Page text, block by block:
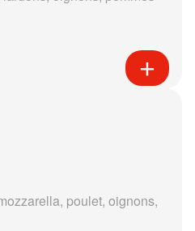
poulet, oignons,